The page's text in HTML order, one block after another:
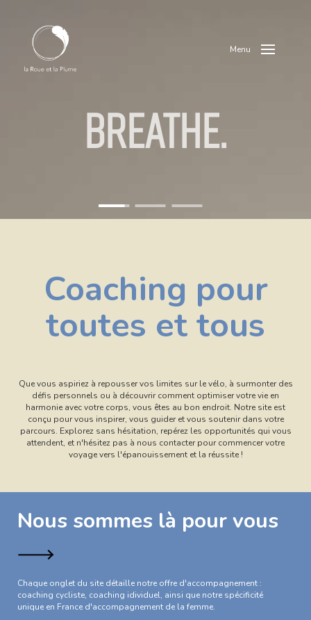
Menu
BREATHE.
Coaching pour
toutes et tous
Que vous aspiriez à repousser vos limites sur le vélo, à surmonter des
défis personnels ou à découvrir comment optimiser votre vie en
harmonie avec votre corps, vous êtes au bon endroit. Notre site est
conçu pour vous inspirer, vous guider et vous soutenir dans votre
parcours. Explorez sans hésitation, repérez les opportunités qui vous
attendent, et n'hésitez pas à nous contacter pour commencer votre
voyage vers l'épanouissement et la réussite !
Nous sommes là pour vous
Chaque onglet du site détaille notre offre d'accompagnement :
coaching cycliste, coaching idividuel, ainsi que notre spécificité
unique en France d'accompagnement de la femme.